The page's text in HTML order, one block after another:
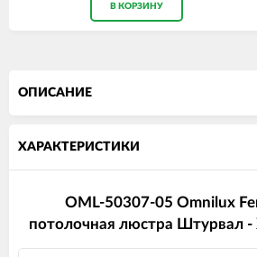
В КОРЗИНУ
ОПИСАНИЕ
ХАРАКТЕРИСТИКИ
OML-50307-05 Omnilux
потолочная люстра Штурвал -